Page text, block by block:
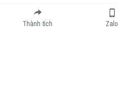
Submit
Thành tích Zalo